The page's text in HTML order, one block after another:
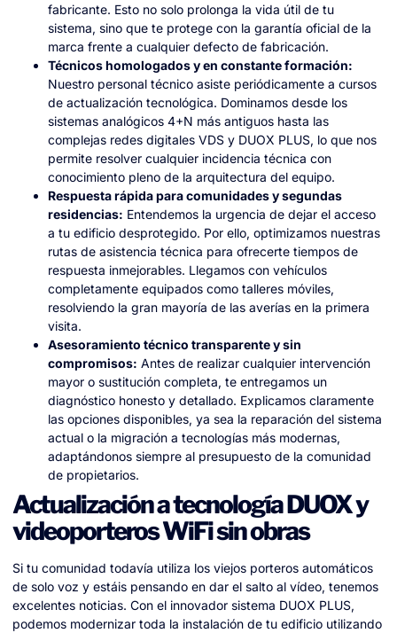
fabricante. Esto no solo prolonga la vida útil de tu
sistema, sino que te protege con la garantía oficial de la
marca frente a cualquier defecto de fabricación.
Técnicos homologados y en constante formación:
Nuestro personal técnico asiste periódicamente a cursos
de actualización tecnológica. Dominamos desde los
sistemas analógicos 4+N más antiguos hasta las
complejas redes digitales VDS y DUOX PLUS, lo que nos
permite resolver cualquier incidencia técnica con
conocimiento pleno de la arquitectura del equipo.
Respuesta rápida para comunidades y segundas
residencias: Entendemos la urgencia de dejar el acceso
a tu edificio desprotegido. Por ello, optimizamos nuestras
rutas de asistencia técnica para ofrecerte tiempos de
respuesta inmejorables. Llegamos con vehículos
completamente equipados como talleres móviles,
resolviendo la gran mayoría de las averías en la primera
visita.
Asesoramiento técnico transparente y sin
compromisos: Antes de realizar cualquier intervención
mayor o sustitución completa, te entregamos un
diagnóstico honesto y detallado. Explicamos claramente
las opciones disponibles, ya sea la reparación del sistema
actual o la migración a tecnologías más modernas,
adaptándonos siempre al presupuesto de la comunidad
de propietarios.
Actualización a tecnología DUOX y
videoporteros WiFi sin obras
Si tu comunidad todavía utiliza los viejos porteros automáticos
de solo voz y estáis pensando en dar el salto al vídeo, tenemos
excelentes noticias. Con el innovador sistema DUOX PLUS,
podemos modernizar toda la instalación de tu edificio utilizando